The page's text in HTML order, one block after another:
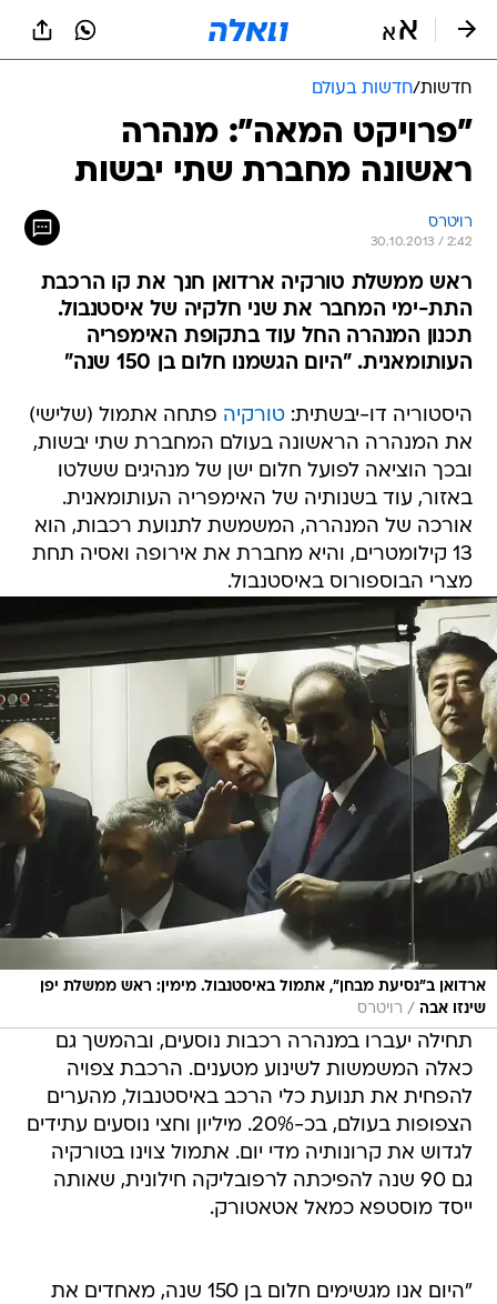
חדשות/חדשות בעולם
"פרויקט המאה": מנהרה
ראשונה מחברת שתי יבשות
רויטרס
30.10.2013 / 2:42
ראש ממשלת טורקיה ארדואן חנך את קו הרכבת
התת-ימי המחבר את שני חלקיה של איסטנבול.
תכנון המנהרה החל עוד בתקופת האימפריה
העותומאנית. "היום הגשמנו חלום בן 150 שנה"
היסטוריה דו-יבשתית:טורקיה פתחה אתמול (שלישי)
את המנהרה הראשונה בעולם המחברת שתי יבשות,
ובכך הוציאה לפועל חלום ישן של מנהיגים ששלטו
באזור, עוד בשנותיה של האימפריה העותומאנית.
אורכה של המנהרה, המשמשת לתנועת רכבות, הוא
13 קילומטרים, והיא מחברת את אירופה ואסיה תחת
מצרי הבוספורוס באיסטנבול.
ארדואן ב"נסיעת מבחן", אתמול באיסטנבול. מימין: ראש ממשלת יפן
שינזו אבה / רויטרס
תחילה יעברו במנהרה רכבות נוסעים, ובהמשך גם
כאלה המשמשות לשינוע מטענים. הרכבת צפויה
להפחית את תנועת כלי הרכב באיסטנבול, מהערים
הצפופות בעולם, בכ-20%. מיליון וחצי נוסעים עתידים
לגדוש את קרונותיה מדי יום. אתמול צוינו בטורקיה
גם 90 שנה להפיכתה לרפובליקה חילונית, שאותה
ייסד מוסטפא כמאל אטאטורק.
"היום אנו מגשימים חלום בן 150 שנה, מאחדים את